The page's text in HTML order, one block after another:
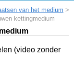
van het medium >
kettingmedium
(video zonder